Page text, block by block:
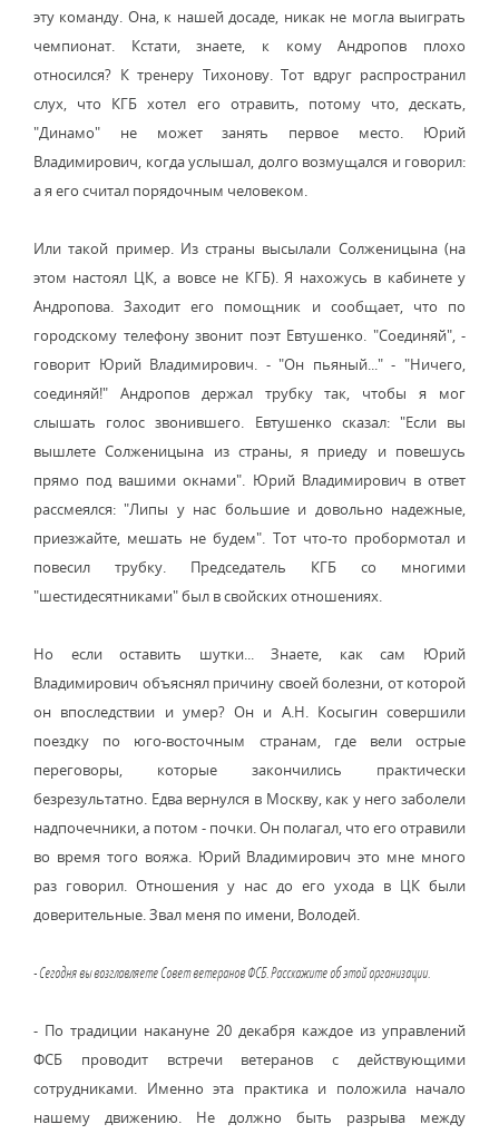
эту команду. Она, к нашей досаде, никак не могла выиграть
чемпионат. Кстати, знаете, к кому Андропов плохо
относился? К тренеру Тихонову. Тот вдруг распространил
слух, что КГБ хотел его отравить, потому что, дескать,
"Динамо" не может занять первое место. Юрий
Владимирович, когда услышал, долго возмущался и говорил:
а я его считал порядочным человеком.
Или такой пример. Из страны высылали Солженицына (на
этом настоял ЦК, а вовсе не КГБ). Я нахожусь в кабинете у
Андропова. Заходит его помощник и сообщает, что по
городскому телефону звонит поэт Евтушенко. "Соединяй", -
говорит Юрий Владимирович. - "Он пьяный..." - "Ничего,
соединяй!" Андропов держал трубку так, чтобы я мог
слышать голос звонившего. Евтушенко сказал: "Если вы
вышлете Солженицына из страны, я приеду и повешусь
прямо под вашими окнами". Юрий Владимирович в ответ
рассмеялся: "Липы у нас большие и довольно надежные,
приезжайте, мешать не будем". Тот что-то пробормотал и
повесил трубку. Председатель КГБ со многими
"шестидесятниками" был в свойских отношениях.
Но если оставить шутки... Знаете, как сам Юрий
Владимирович объяснял причину своей болезни, от которой
он впоследствии и умер? Он и А.Н. Косыгин совершили
поездку по юго-восточным странам, где вели острые
переговоры, которые закончились практически
безрезультатно. Едва вернулся в Москву, как у него заболели
надпочечники, а потом - почки. Он полагал, что его отравили
во время того вояжа. Юрий Владимирович это мне много
раз говорил. Отношения у нас до его ухода в ЦК были
доверительные. Звал меня по имени, Володей.
- Сегодня вы возглавляете Совет ветеранов ФСБ. Расскажите об этой организации.
- По традиции накануне 20 декабря каждое из управлений
ФСБ проводит встречи ветеранов с действующими
сотрудниками. Именно эта практика и положила начало
нашему движению. Не должно быть разрыва между